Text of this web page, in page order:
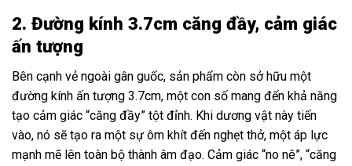
2. Đường kính 3.7cm căng đầy, cảm giác
ấn tượng
Bên cạnh vẻ ngoài gân guốc, sản phẩm còn sở hữu một
đường kính ấn tượng 3.7cm, một con số mang đến khả năng
tạo cảm giác “căng đầy” tột đỉnh. Khi dương vật này tiến
vào, nó sẽ tạo ra một sự ôm khít đến nghẹt thở, một áp lực
mạnh mẽ lên toàn bộ thành âm đạo. Cảm giác “no nê”, “căng